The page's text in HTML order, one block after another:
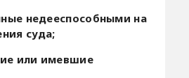
недееспособными на
суда;
или имевшие